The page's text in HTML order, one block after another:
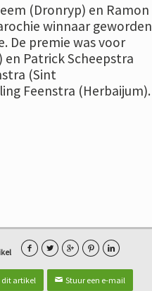
(Dronryp) en Ramon
winnaar geworden
De premie was voor
en Patrick Scheepstra
(Sint
Feenstra (Herbaijum).
    
dit artikel ✉ Stuur een e-mail